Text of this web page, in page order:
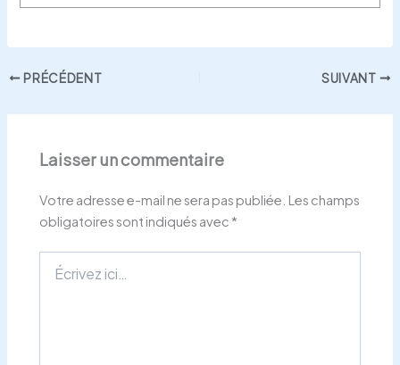
PRÉCÉDENT SUIVANT
Laisser un commentaire
Votre adresse e-mail ne sera pas publiée. Les champs
obligatoires sont indiqués avec *
ici…